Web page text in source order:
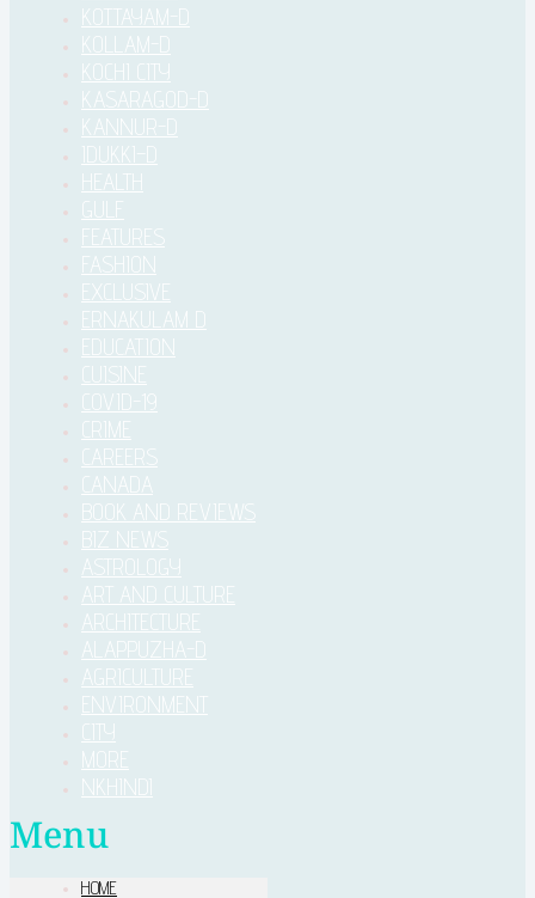
KOTTAYAM-D
KOLLAM-D
KOCHI CITY
KASARAGOD-D
KANNUR-D
IDUKKI–D
HEALTH
GULF
FEATURES
FASHION
EXCLUSIVE
ERNAKULAM D
EDUCATION
CUISINE
COVID-19
CRIME
CAREERS
CANADA
BOOK AND REVIEWS
BIZ NEWS
ASTROLOGY
ART AND CULTURE
ARCHITECTURE
ALAPPUZHA-D
AGRICULTURE
ENVIRONMENT
CITY
MORE
NKHINDI
Menu
HOME